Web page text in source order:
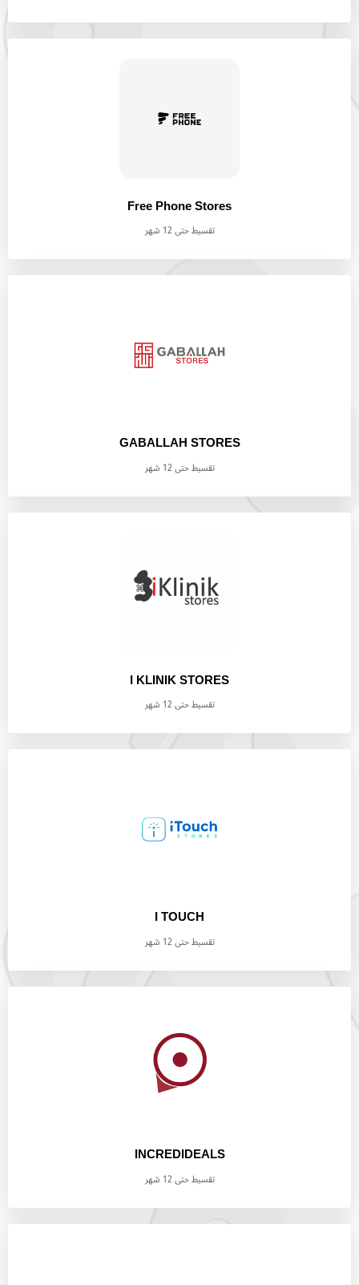
Free Phone Stores
تقسيط حتى 12 شهر
GABALLAH STORES
تقسيط حتى 12 شهر
I KLINIK STORES
تقسيط حتى 12 شهر
I TOUCH
تقسيط حتى 12 شهر
INCREDIDEALS
تقسيط حتى 12 شهر